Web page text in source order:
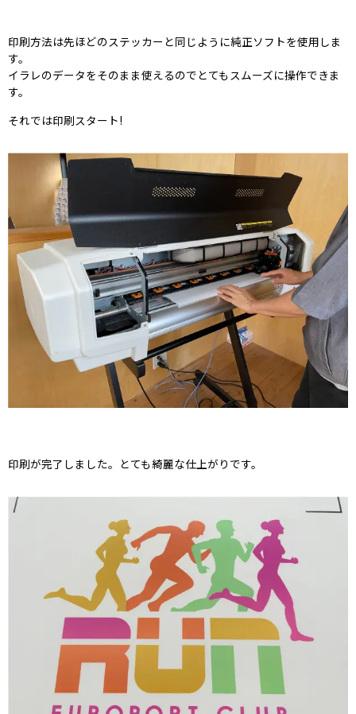
印刷方法は先ほどのステッカーと同じように純正ソフトを使用しま
す。
イラレのデータをそのまま使えるのでとてもスムーズに操作できま
す。
それでは印刷スタート!
印刷が完了しました。とても綺麗な仕上がりです。